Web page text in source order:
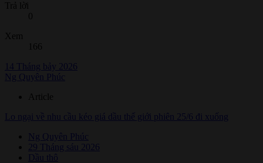
Trả lời
0
Xem
166
14 Tháng bảy 2026
Ng Quyên Phúc
Article
Lo ngại về nhu cầu kéo giá dầu thế giới phiên 25/6 đi xuống
Ng Quyên Phúc
29 Tháng sáu 2026
Dầu thô